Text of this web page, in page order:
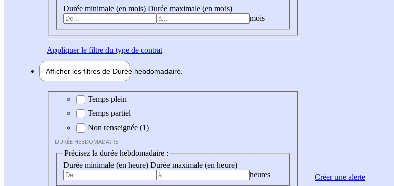
Durée minimale (en mois) Durée maximale (en mois)
mois
Appliquerle filtre du type de contrat
Afficher les filtres de Durée hebdomadaire
Durée hebdomadaire
Temps plein
Temps partiel
Non renseignée (1)
DURÉE HEBDOMADAIRE
Précisez la durée hebdomadaire :
Durée minimale (en heure) Durée maximale (en heure)
heures
Créer une alerte